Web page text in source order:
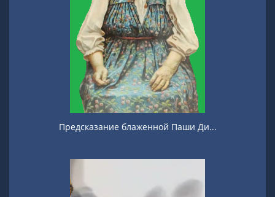
Предсказание блаженной Паши Ди...